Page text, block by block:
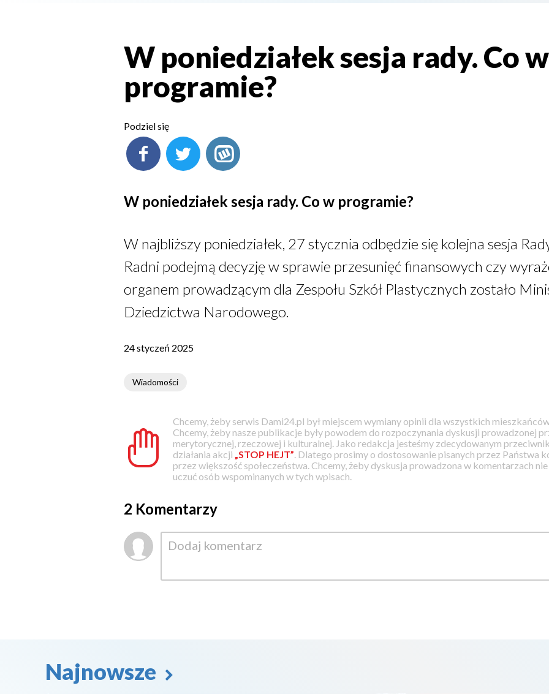
W poniedziałek sesja rady. Co w
programie?
Podziel się
W poniedziałek sesja rady. Co w programie?
W najbliższy poniedziałek, 27 stycznia odbędzie się kolejna sesja
Radni podejmą decyzję w sprawie przesunięć finansowych czy
organem prowadzącym dla Zespołu Szkół Plastycznych zostało
Dziedzictwa Narodowego.
24 styczeń 2025
Wiadomości
Chcemy, żeby serwis Dami24.pl był miejscem wymiany opinii dla wszystkich
Chcemy, żeby nasze publikacje były powodem do rozpoczynania dyskusji prowadzonej
merytorycznej, rzeczowej i kulturalnej. Jako redakcja jesteśmy zdecydowanym
działania akcji „STOP HEJT” . Dlatego prosimy o dostosowanie pisanych przez Państwa
przez większość społeczeństwa. Chcemy, żeby dyskusja prowadzona w komentarzach
uczuć osób wspominanych w tych wpisach.
2 Komentarzy
Najnowsze